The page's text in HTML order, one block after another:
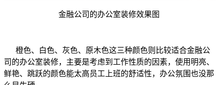
金融公司的办公室装修效果图
橙色、白色、灰色、原木色这三种颜色则比较适合金融公
司的办公室装修，主要是考虑到工作性质的因素，使用明亮、
鲜艳、跳跃的颜色能太高员工上班的舒适性，办公氛围也没那